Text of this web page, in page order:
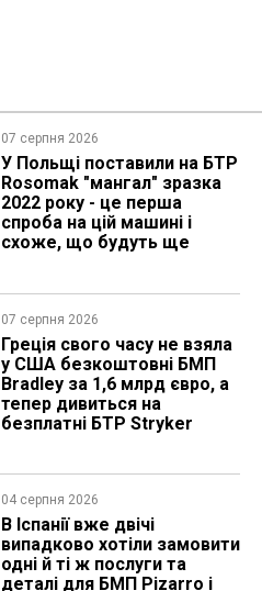
07 серпня 2026
У Польщі поставили на БТР
Rosomak "мангал" зразка
2022 року - це перша
спроба на цій машині і
схоже, що будуть ще
07 серпня 2026
Греція свого часу не взяла
у США безкоштовні БМП
Bradley за 1,6 млрд євро, а
тепер дивиться на
безплатні БТР Stryker
04 серпня 2026
В Іспанії вже двічі
випадково хотіли замовити
одні й ті ж послуги та
деталі для БМП Pizarro і